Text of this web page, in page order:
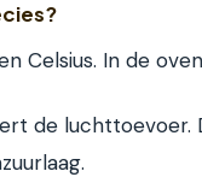
Celsius. In de
de